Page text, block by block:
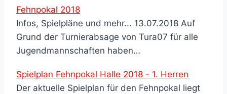
Fehnpokal 2018
Infos, Spielpläne und mehr... 13.07.2018 Auf
Grund der Turnierabsage von Tura07 für alle
Jugendmannschaften haben…
Spielplan Fehnpokal Halle 2018 - 1. Herren
Der aktuelle Spielplan für den Fehnpokal liegt